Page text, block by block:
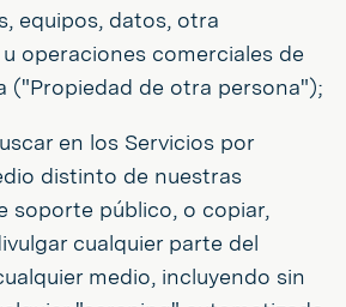
equipos, datos, otra
operaciones comerciales de
("Propiedad de otra persona");
en los Servicios por
distinto de nuestras
soporte público, o copiar,
cualquier parte del
medio, incluyendo sin